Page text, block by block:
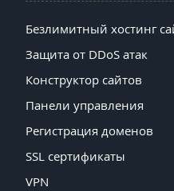
Безлимитный хостинг
Защита от DDoS атак
Конструктор сайтов
Панели управления
Регистрация доменов
SSL сертификаты
VPN